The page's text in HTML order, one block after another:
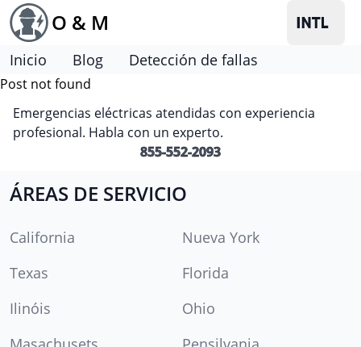
O & M
Inicio Blog Detección de fallas
Post not found
Emergencias eléctricas atendidas con experiencia
profesional. Habla con un experto.
855-552-2093
ÁREAS DE SERVICIO
California
Nueva York
Texas
Florida
Ilinóis
Ohio